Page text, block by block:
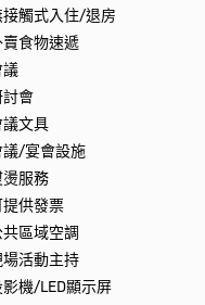
觸式入住/退房
食物速遞
會
文具
/宴會設施
服務
供發票
共區域空調
活動主持
機/LED顯示屏